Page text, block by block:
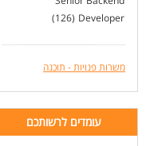
Developer
(126)
משרות פנויות - תוכנה
עומדים לרשותכם